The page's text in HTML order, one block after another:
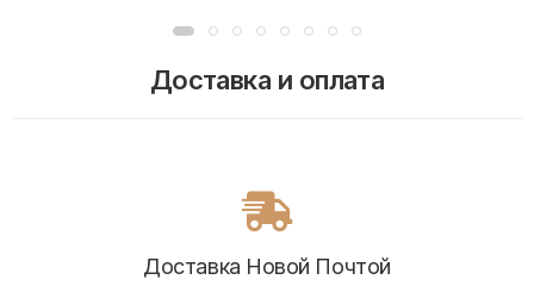
Доставка и оплата
Доставка Новой Почтой